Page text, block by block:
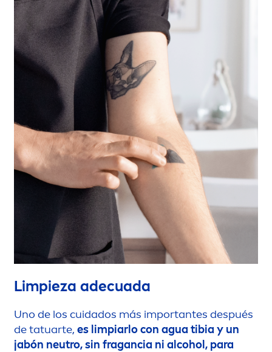
Limpieza adecuada
Uno de los cuidados más importantes después
de tatuarte, es limpiarlo con agua tibia y un
jabón neutro, sin fragancia ni alcohol, para